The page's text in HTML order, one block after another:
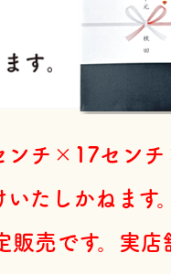
ンチ×17セン
たしかねます
売です。実店